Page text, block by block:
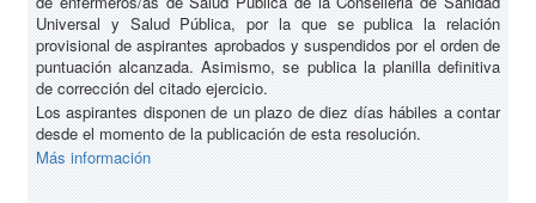
Universal y Salud Pública, por la que se publica la relación
provisional de aspirantes aprobados y suspendidos por el orden de
puntuación alcanzada. Asimismo, se publica la planilla definitiva
de corrección del citado ejercicio.
Los aspirantes disponen de un plazo de diez días hábiles a contar
desde el momento de la publicación de esta resolución.
Más información